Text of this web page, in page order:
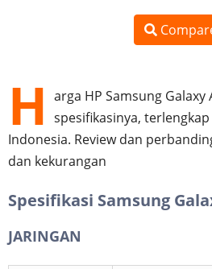
H arga HP Samsung
spesifikasinya,
Indonesia. Review dan
dan kekurangan
Spesifikasi Samsung
JARINGAN